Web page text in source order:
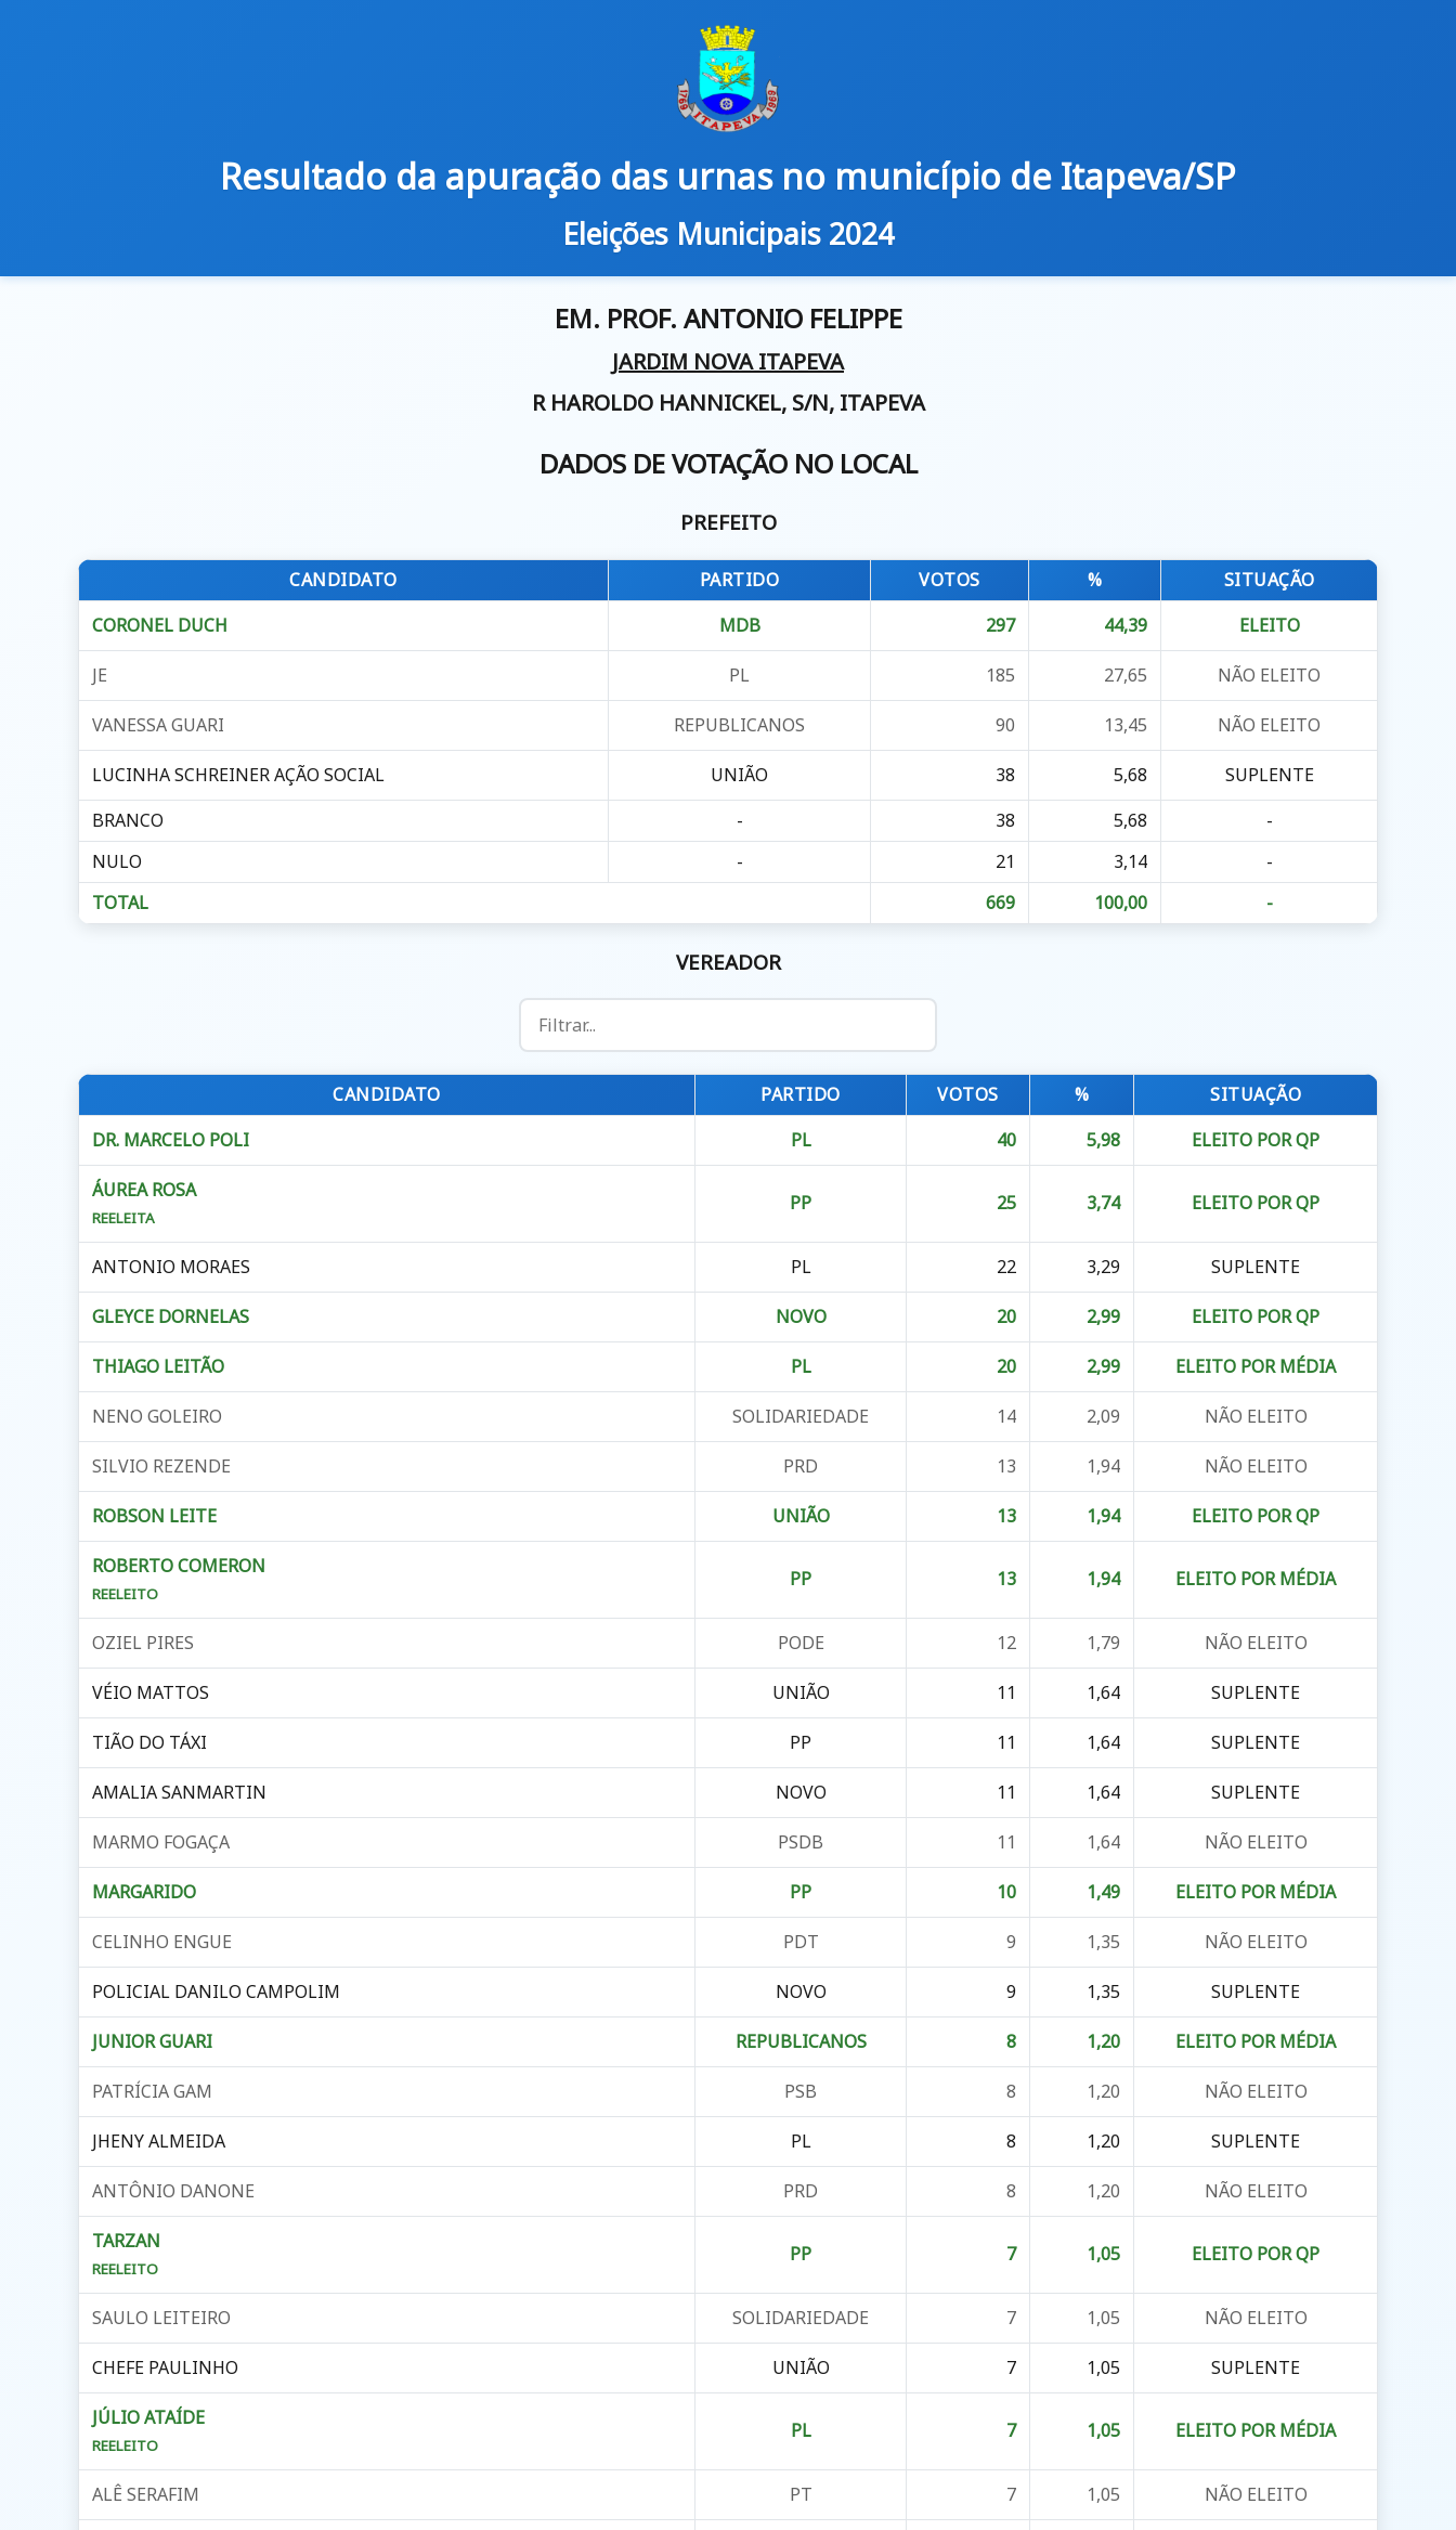
Resultado da apuração das urnas no município de Itapeva/SP
Eleições Municipais 2024
EM. PROF. ANTONIO FELIPPE
JARDIM NOVA ITAPEVA
R HAROLDO HANNICKEL, S/N, ITAPEVA
DADOS DE VOTAÇÃO NO LOCAL
PREFEITO
CANDIDATO PARTIDO VOTOS %
SITUAÇÃO
CORONEL DUCH
MDB 297 44,39 ELEITO
JE PL 185 27,65 NÃO ELEITO
VANESSA GUARI REPUBLICANOS 90 13,45 NÃO ELEITO
LUCINHA SCHREINER AÇÃO SOCIAL UNIÃO 38 5,68
SUPLENTE
BRANCO
- 38 5,68
-
NULO
- 21 3,14
-
TOTAL
669 100,00 -
VEREADOR
CANDIDATO PARTIDO VOTOS %
SITUAÇÃO
DR. MARCELO POLI
PL 40 5,98 ELEITO POR QP
ÁUREA ROSA
REELEITA
PP 25 3,74 ELEITO POR QP
ANTONIO MORAES PL 22 3,29 SUPLENTE
GLEYCE DORNELAS NOVO 20 2,99 ELEITO POR QP
THIAGO LEITÃO PL 20 2,99 ELEITO POR MÉDIA
NENO GOLEIRO SOLIDARIEDADE 14 2,09 NÃO ELEITO
SILVIO REZENDE PRD 13 1,94 NÃO ELEITO
ROBSON LEITE UNIÃO 13 1,94 ELEITO POR QP
ROBERTO COMERON
REELEITO
PP 13 1,94 ELEITO POR MÉDIA
OZIEL PIRES PODE 12 1,79 NÃO ELEITO
VÉIO MATTOS UNIÃO 11 1,64 SUPLENTE
TIÃO DO TÁXI PP 11 1,64 SUPLENTE
AMALIA SANMARTIN NOVO 11 1,64 SUPLENTE
MARMO FOGAÇA PSDB 11 1,64 NÃO ELEITO
MARGARIDO PP 10 1,49 ELEITO POR MÉDIA
CELINHO ENGUE PDT 9 1,35 NÃO ELEITO
POLICIAL DANILO CAMPOLIM NOVO 9 1,35 SUPLENTE
JUNIOR GUARI REPUBLICANOS 8 1,20 ELEITO POR MÉDIA
PATRÍCIA GAM PSB 8 1,20 NÃO ELEITO
JHENY ALMEIDA PL 8 1,20 SUPLENTE
ANTÔNIO DANONE PRD 8 1,20 NÃO ELEITO
TARZAN
REELEITO
PP 7 1,05 ELEITO POR QP
SAULO LEITEIRO SOLIDARIEDADE 7 1,05 NÃO ELEITO
CHEFE PAULINHO UNIÃO 7 1,05 SUPLENTE
JÚLIO ATAÍDE
REELEITO
PL 7 1,05 ELEITO POR MÉDIA
ALÊ SERAFIM PT 7 1,05 NÃO ELEITO